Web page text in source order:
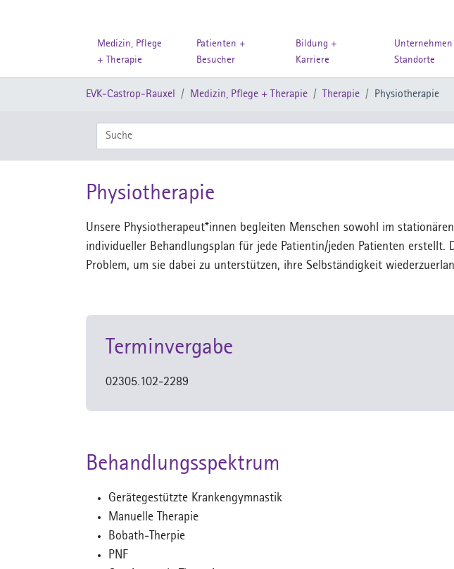
Medizin, Pflege
+ Therapie
Patienten +
Besucher
Bildung +
Karriere
Standorte
EVK-Castrop-Rauxel Medizin, Pflege + Therapie Therapie Physiotherapie
Label Suchfeld
Physiotherapie
Unsere Physiotherapeut*innen begleiten Menschen sowohl im
individueller Behandlungsplan für jede Patientin/jeden Patienten
Problem, um sie dabei zu unterstützen, ihre Selbständigkeit
Terminvergabe
02305.102-2289
Behandlungsspektrum
Gerätegestützte Krankengymnastik
Manuelle Therapie
Bobath-Therpie
PNF